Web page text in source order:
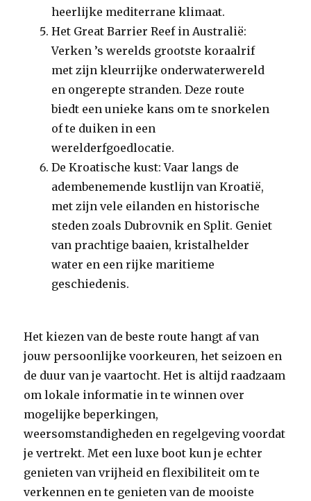
heerlijke mediterrane klimaat.
Het Great Barrier Reef in Australië:
Verken ’s werelds grootste koraalrif
met zijn kleurrijke onderwaterwereld
en ongerepte stranden. Deze route
biedt een unieke kans om te snorkelen
of te duiken in een
werelderfgoedlocatie.
De Kroatische kust: Vaar langs de
adembenemende kustlijn van Kroatië,
met zijn vele eilanden en historische
steden zoals Dubrovnik en Split. Geniet
van prachtige baaien, kristalhelder
water en een rijke maritieme
geschiedenis.
Het kiezen van de beste route hangt af van
jouw persoonlijke voorkeuren, het seizoen en
de duur van je vaartocht. Het is altijd raadzaam
om lokale informatie in te winnen over
mogelijke beperkingen,
weersomstandigheden en regelgeving voordat
je vertrekt. Met een luxe boot kun je echter
genieten van vrijheid en flexibiliteit om te
verkennen en te genieten van de mooiste